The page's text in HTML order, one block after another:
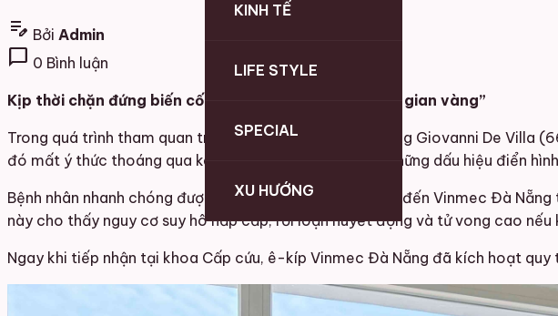
KINH TẾ
LIFE STYLE
SPECIAL
XU HƯỚNG
edit_note Bởi Admin
chat_bubble 0 Bình luận
Kịp thời chặn đứng biến cố tắc mạch phổi trong “thời gian vàng”
Trong quá trình tham quan trên tàu du lịch ngoài khơi, ông Giovanni De Villa
đó mất ý thức thoáng qua kèm nhịp tim nhanh. Đây là những dấu hiệu điển
Bệnh nhân nhanh chóng được sơ cứu ban đầu và chuyển đến Vinmec Đà
này cho thấy nguy cơ suy hô hấp cấp, rối loạn huyết động và tử vong cao
Ngay khi tiếp nhận tại khoa Cấp cứu, ê-kíp Vinmec Đà Nẵng đã kích hoạt